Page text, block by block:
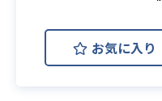
新規
モーシ
す。
【主な
お気に入り